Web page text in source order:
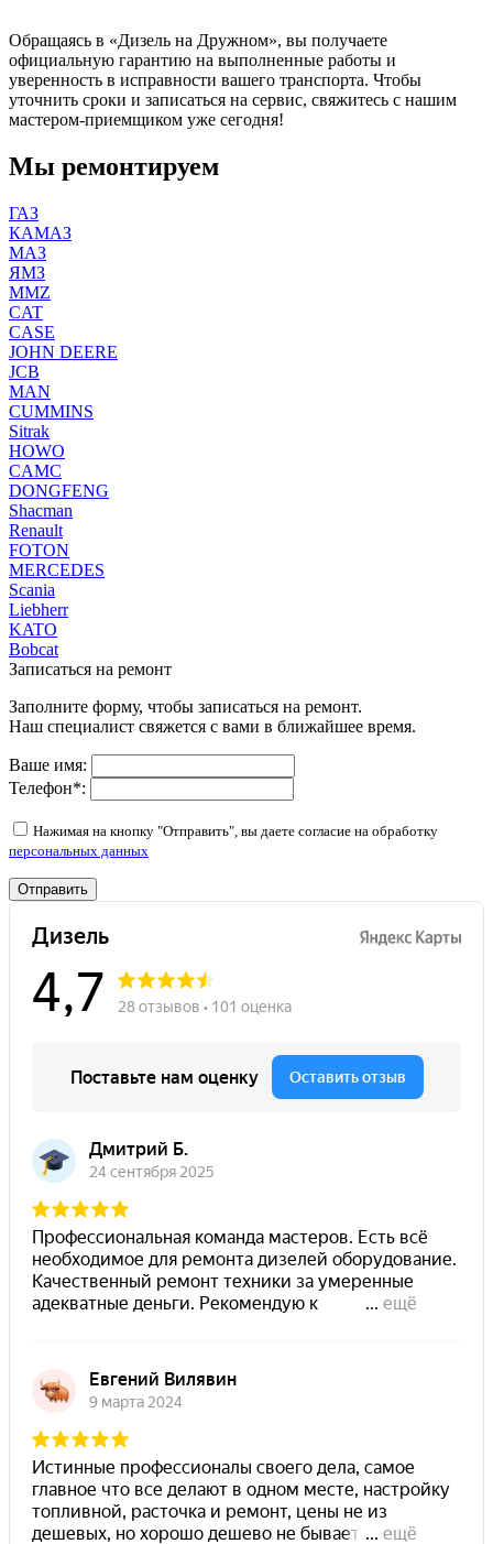
Обращаясь в «Дизель на Дружном», вы получаете
официальную гарантию на выполненные работы и
уверенность в исправности вашего транспорта. Чтобы
уточнить сроки и записаться на сервис, свяжитесь с нашим
мастером-приемщиком уже сегодня!
Мы ремонтируем
ГАЗ
КАМАЗ
МАЗ
ЯМЗ
MMZ
CAT
CASE
JOHN DEERE
JCB
MAN
CUMMINS
Sitrak
HOWO
CAMC
DONGFENG
Shacman
Renault
FOTON
MERCEDES
Scania
Liebherr
KATO
Bobcat
Записаться на ремонт
Заполните форму, чтобы записаться на ремонт.
Наш специалист свяжется с вами в ближайшее время.
Ваше имя:
Телефон*:
Нажимая на кнопку "Отправить", вы даете согласие на обработку
персональных данных
Отправить